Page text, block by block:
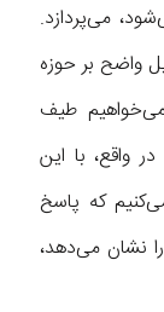
می‌پردازد.
واضح بر حوزه
می‌خواهیم طیف
واقع، با این
که پاسخ
نشان می‌دهد،